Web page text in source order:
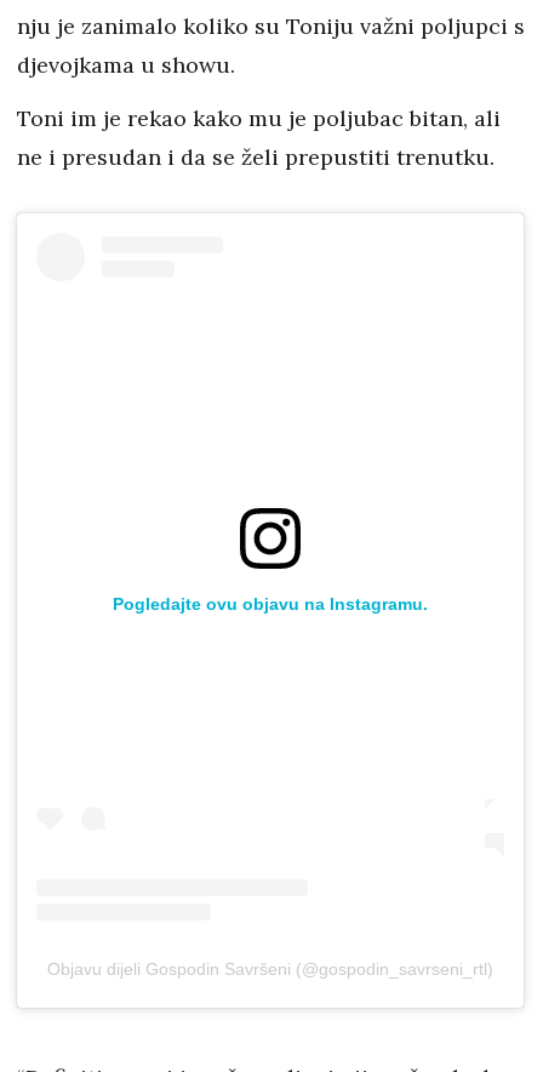
nju je zanimalo koliko su Toniju važni poljupci s
djevojkama u showu.
Toni im je rekao kako mu je poljubac bitan, ali
ne i presudan i da se želi prepustiti trenutku.
Pogledajte ovu objavu na Instagramu.
Objavu dijeli Gospodin Savršeni (@gospodin_savrseni_rtl)